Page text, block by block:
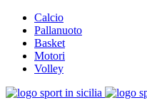
Calcio
Pallanuoto
Basket
Motori
Volley